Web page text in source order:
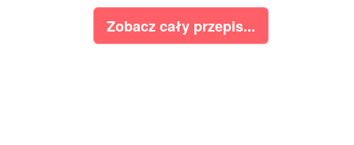
Zobacz cały przepis...